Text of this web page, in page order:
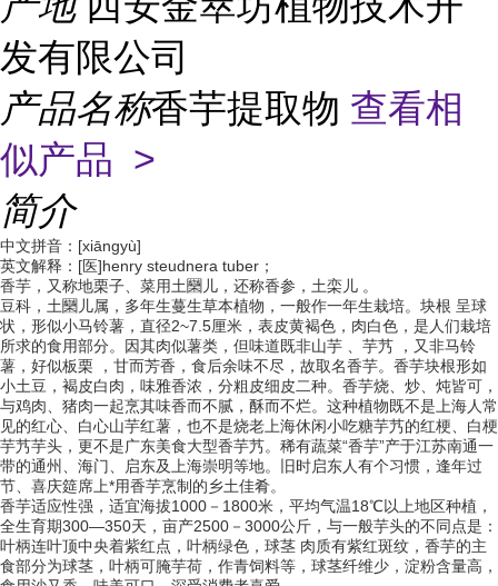
发有限公司
产品名称香芋提取物 查看相
似产品 >
简介
中文拼音：[xiāngyù]
英文解释：[医]henry steudnera tuber；
香芋，又称地栗子、菜用土圞儿，还称香参，土栾儿 。
豆科，土圞儿属，多年生蔓生草本植物，一般作一年生栽培。块根 呈球
状，形似小马铃薯，直径2~7.5厘米，表皮黄褐色，肉白色，是人们栽培
所求的食用部分。因其肉似薯类，但味道既非山芋 、芋艿 ，又非马铃
薯，好似板栗 ，甘而芳香，食后余味不尽，故取名香芋。香芋块根形如
小土豆，褐皮白肉，味雅香浓，分粗皮细皮二种。香芋烧、炒、炖皆可，
与鸡肉、猪肉一起烹其味香而不腻，酥而不烂。这种植物既不是上海人常
见的红心、白心山芋红薯，也不是烧老上海休闲小吃糖芋艿的红梗、白梗
芋艿芋头，更不是广东美食大型香芋艿。稀有蔬菜“香芋”产于江苏南通一
带的通州、海门、启东及上海崇明等地。旧时启东人有个习惯，逢年过
节、喜庆筵席上*用香芋烹制的乡土佳肴。
香芋适应性强，适宜海拔1000－1800米，平均气温18℃以上地区种植，
全生育期300—350天，亩产2500－3000公斤，与一般芋头的不同点是：
叶柄连叶顶中央着紫红点，叶柄绿色，球茎 肉质有紫红斑纹，香芋的主
食部分为球茎，叶柄可腌芋荷，作青饲料等，球茎纤维少，淀粉含量高，